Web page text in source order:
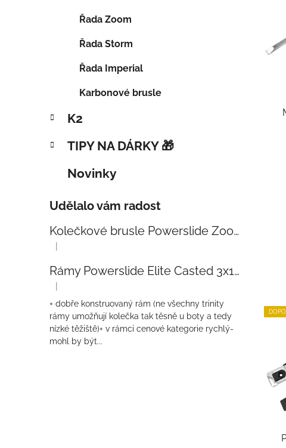
Řada Zoom
Řada Storm
Řada Imperial
Karbonové brusle
K2
TIPY NA DÁRKY 🎁
Novinky
Udělalo vám radost
Kolečkové brusle Powerslide Zoom Baby Blue 80
Hodnocení produktu je 5 z 5 hvězdiček.
|
Rámy Powerslide Elite Casted 3x110 Trinity 270mm
Hodnocení produktu je 4 z 5 hvězdiček.
|
+ dobře konstruovaný rám (ne všechny trinity
rámy umožňují kolečka tak těsně u boty a tedy
nízké těžiště)+ v rámci cenové kategorie rychlý-
mohl by být...